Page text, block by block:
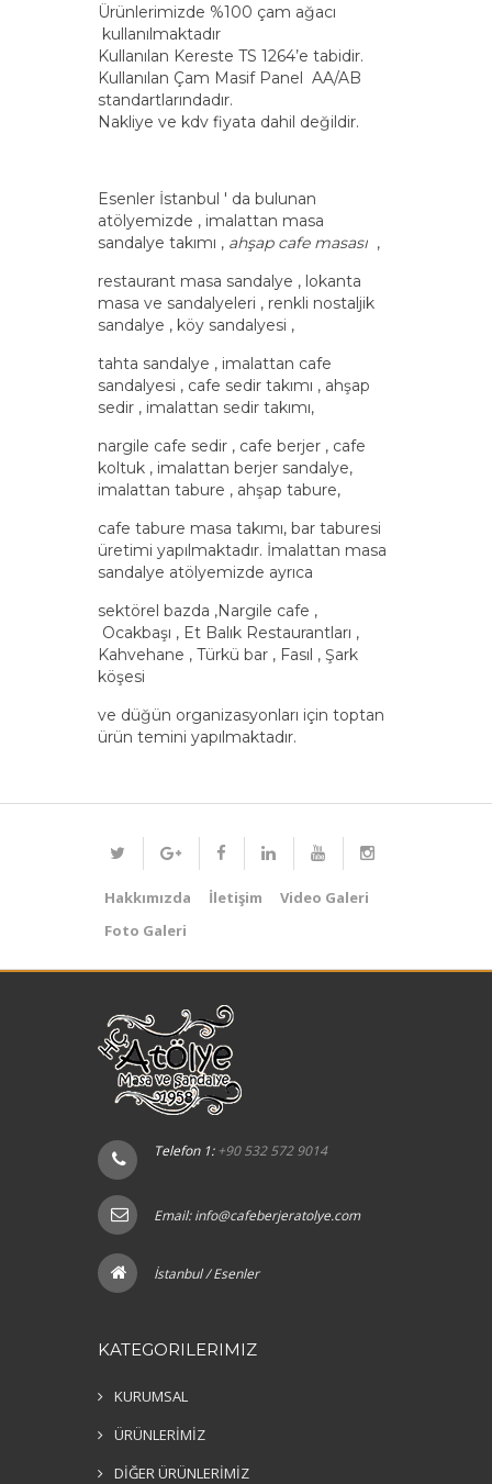
Ürünlerimizde %100 çam ağacı
kullanılmaktadır
Kullanılan Kereste TS 1264’e tabidir.
Kullanılan Çam Masif Panel AA/AB
standartlarındadır.
Nakliye ve kdv fiyata dahil değildir.
Esenler İstanbul ' da bulunan
atölyemizde , imalattan masa
sandalye takımı , ahşap cafe masası ,
restaurant masa sandalye , lokanta
masa ve sandalyeleri , renkli nostaljik
sandalye , köy sandalyesi ,
tahta sandalye , imalattan cafe
sandalyesi , cafe sedir takımı , ahşap
sedir , imalattan sedir takımı,
nargile cafe sedir , cafe berjer , cafe
koltuk , imalattan berjer sandalye,
imalattan tabure , ahşap tabure,
cafe tabure masa takımı, bar taburesi
üretimi yapılmaktadır. İmalattan masa
sandalye atölyemizde ayrıca
sektörel bazda ,Nargile cafe ,
Ocakbaşı , Et Balık Restaurantları ,
Kahvehane , Türkü bar , Fasıl , Şark
köşesi
ve düğün organizasyonları için toptan
ürün temini yapılmaktadır.
Hakkımızda İletişim
Video Galeri
Foto Galeri
Telefon 1: +90 532 572 9014
Email:info@cafeberjeratolye.com
İstanbul / Esenler
KATEGORILERIMIZ
KURUMSAL
ÜRÜNLERİMİZ
DİĞER ÜRÜNLERİMİZ